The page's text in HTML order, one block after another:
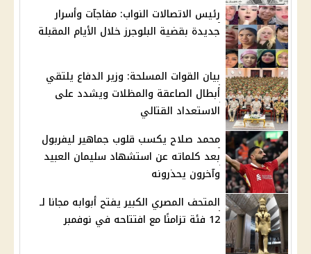
رئيس الاتصالات النواب: مفاجآت وأسرار
جديدة بقضية البلوجرز خلال الأيام المقبلة
بيان القوات المسلحة: وزير الدفاع يلتقي
أبطال الصاعقة والمظلات ويشدد على
الاستعداد القتالي
محمد صلاح يكسب قلوب جماهير ليفربول
بعد كلماته عن استشهاد سليمان العبيد
وآخرون يحذرونه
المتحف المصري الكبير يفتح أبوابه مجانا لـ
12 فئة تزامنًا مع افتتاحه في نوفمبر